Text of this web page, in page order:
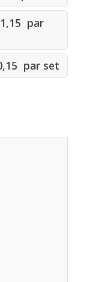
par
par set